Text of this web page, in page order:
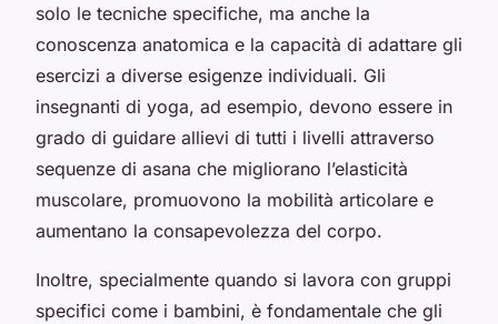
solo le tecniche specifiche, ma anche la
conoscenza anatomica e la capacità di adattare gli
esercizi a diverse esigenze individuali. Gli
insegnanti di yoga, ad esempio, devono essere in
grado di guidare allievi di tutti i livelli attraverso
sequenze di asana che migliorano l’elasticità
muscolare, promuovono la mobilità articolare e
aumentano la consapevolezza del corpo.
Inoltre, specialmente quando si lavora con gruppi
specifici come i bambini, è fondamentale che gli